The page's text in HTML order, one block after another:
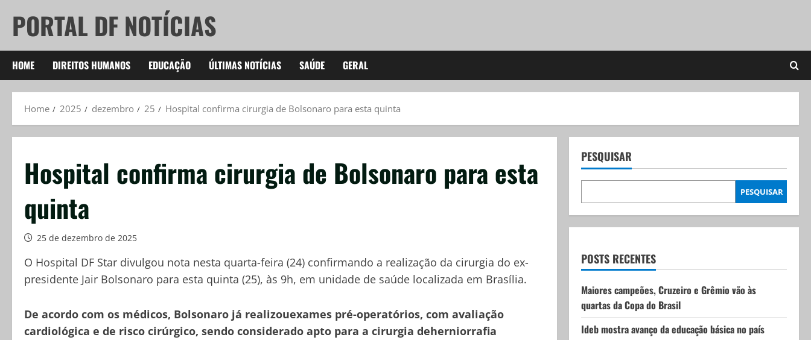
content
PORTAL DF NOTÍCIAS
HOME DIREITOS HUMANOS EDUCAÇÃO ÚLTIMAS NOTÍCIAS SAÚDE GERAL
Home 2025 dezembro 25 Hospital confirma cirurgia de Bolsonaro para esta quinta
Hospital confirma cirurgia de Bolsonaro para esta
quinta
25 de dezembro de 2025
O Hospital DF Star divulgou nota nesta quarta-feira (24) confirmando a realização da cirurgia do ex-
presidente Jair Bolsonaro para esta quinta (25), às 9h, em unidade de saúde localizada em Brasília.
De acordo com os médicos, Bolsonaro já realizouexames pré-operatórios, com avaliação
cardiológica e de risco cirúrgico, sendo considerado apto para a cirurgia deherniorrafia
PESQUISAR
PESQUISAR
POSTS RECENTES
Maiores campeões, Cruzeiro e Grêmio vão às
quartas da Copa do Brasil
Ideb mostra avanço da educação básica no país